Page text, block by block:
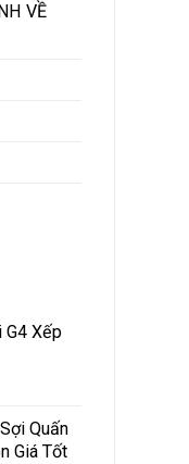
VỀ
G4 Xếp
Quấn
Giá Tốt